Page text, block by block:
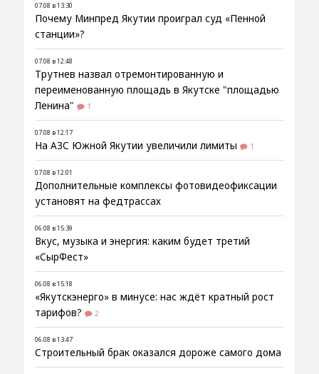
07.08 в 13:30
Почему Минпред Якутии проиграл суд «Пенной
станции»?
07.08 в 12:48
Трутнев назвал отремонтированную и
переименованную площадь в Якутске "площадью
Ленина"
1
07.08 в 12:17
На АЗС Южной Якутии увеличили лимиты 1
07.08 в 12:01
Дополнительные комплексы фотовидеофиксации
установят на федтрассах
06.08 в 15:39
Вкус, музыка и энергия: каким будет третий
«СырФест»
06.08 в 15:18
«Якутскэнерго» в минусе: нас ждёт кратный рост
тарифов?
2
06.08 в 13:47
Строительный брак оказался дороже самого дома